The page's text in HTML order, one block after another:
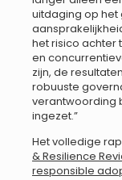
uitdaging op
het risico achter
en
zijn, de
robuuste
verantwoording
ingezet.”
Het ​​volledige
& Resilience
responsible